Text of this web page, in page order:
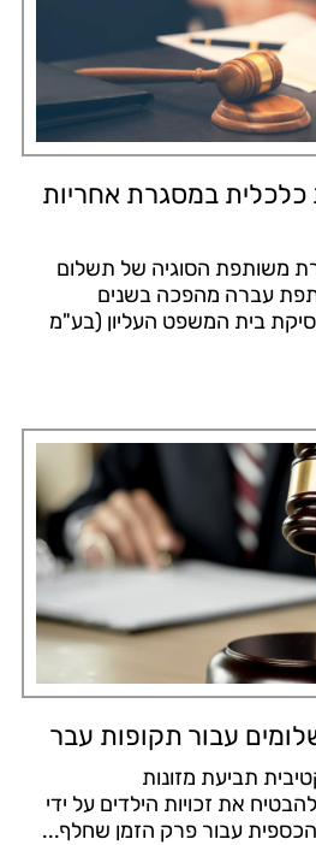
במסגרת אחריות
משותפת הסוגיה של תשלום
עברה מהפכה בשנים
בית המשפט העליון (בע"מ
עבור תקופות עבר
תביעת מזונות
את זכויות הילדים על ידי
עבור פרק הזמן שחלף...